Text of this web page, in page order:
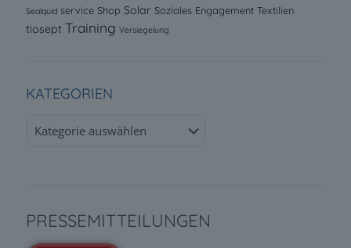
Sealquid service Shop Solar Soziales Engagement Textilien
tiosept Training Versiegelung
KATEGORIEN
PRESSEMITTEILUNGEN